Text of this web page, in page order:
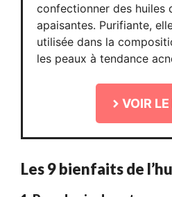
confectionner des huiles
apaisantes. Purifiante,
utilisée dans la
les peaux à tendance
VOIR
Les 9 bienfaits de